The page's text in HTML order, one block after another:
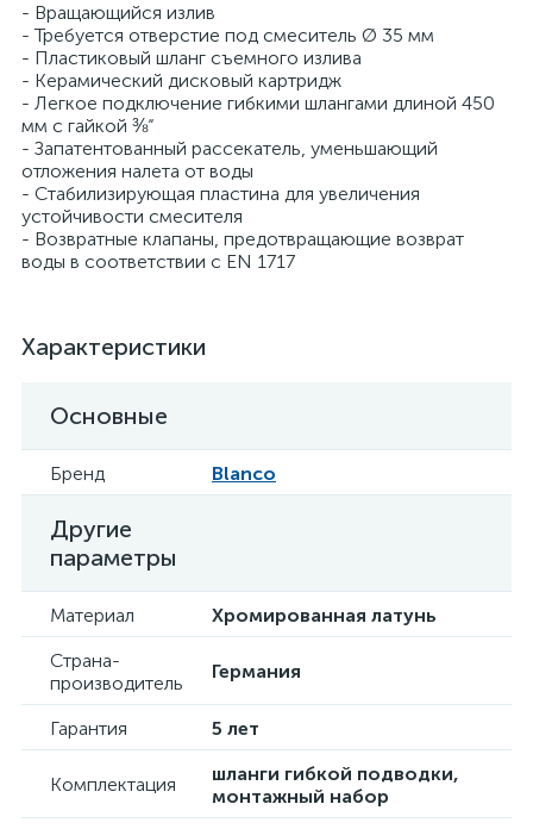
- Вращающийся излив
- Требуется отверстие под смеситель Ø 35 мм
- Пластиковый шланг съемного излива
- Керамический дисковый картридж
- Легкое подключение гибкими шлангами длиной 450
мм с гайкой ⅜“
- Запатентованный рассекатель, уменьшающий
отложения налета от воды
- Стабилизирующая пластина для увеличения
устойчивости смесителя
- Возвратные клапаны, предотвращающие возврат
воды в соответствии с EN 1717
Характеристики
Основные
Бренд Blanco
Другие
параметры
Материал
Хромированная латунь
Страна-
производитель
Германия
Гарантия 5 лет
Комплектация
шланги гибкой подводки,
монтажный набор